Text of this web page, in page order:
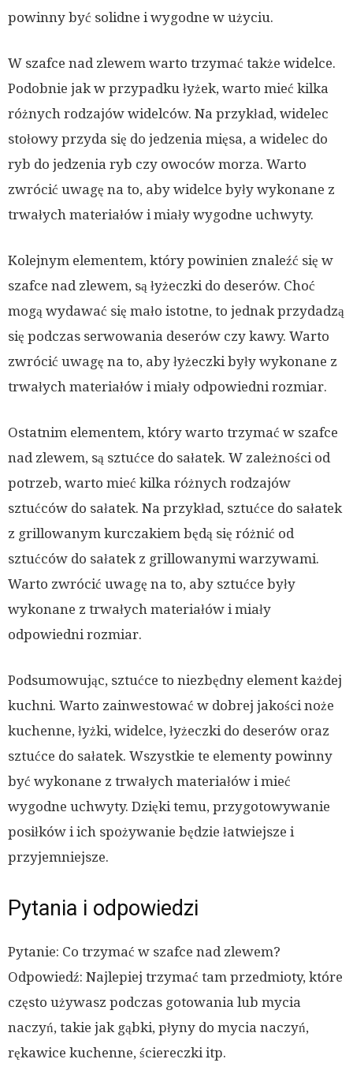
powinny być solidne i wygodne w użyciu.
W szafce nad zlewem warto trzymać także widelce.
Podobnie jak w przypadku łyżek, warto mieć kilka
różnych rodzajów widelców. Na przykład, widelec
stołowy przyda się do jedzenia mięsa, a widelec do
ryb do jedzenia ryb czy owoców morza. Warto
zwrócić uwagę na to, aby widelce były wykonane z
trwałych materiałów i miały wygodne uchwyty.
Kolejnym elementem, który powinien znaleźć się w
szafce nad zlewem, są łyżeczki do deserów. Choć
mogą wydawać się mało istotne, to jednak przydadzą
się podczas serwowania deserów czy kawy. Warto
zwrócić uwagę na to, aby łyżeczki były wykonane z
trwałych materiałów i miały odpowiedni rozmiar.
Ostatnim elementem, który warto trzymać w szafce
nad zlewem, są sztućce do sałatek. W zależności od
potrzeb, warto mieć kilka różnych rodzajów
sztućców do sałatek. Na przykład, sztućce do sałatek
z grillowanym kurczakiem będą się różnić od
sztućców do sałatek z grillowanymi warzywami.
Warto zwrócić uwagę na to, aby sztućce były
wykonane z trwałych materiałów i miały
odpowiedni rozmiar.
Podsumowując, sztućce to niezbędny element każdej
kuchni. Warto zainwestować w dobrej jakości noże
kuchenne, łyżki, widelce, łyżeczki do deserów oraz
sztućce do sałatek. Wszystkie te elementy powinny
być wykonane z trwałych materiałów i mieć
wygodne uchwyty. Dzięki temu, przygotowywanie
posiłków i ich spożywanie będzie łatwiejsze i
przyjemniejsze.
Pytania i odpowiedzi
Pytanie: Co trzymać w szafce nad zlewem?
Odpowiedź: Najlepiej trzymać tam przedmioty, które
często używasz podczas gotowania lub mycia
naczyń, takie jak gąbki, płyny do mycia naczyń,
rękawice kuchenne, ściereczki itp.